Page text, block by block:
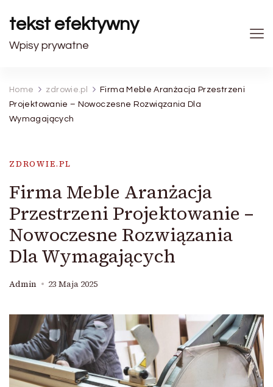
tekst efektywny
Wpisy prywatne
Home zdrowie.pl
Firma Meble Aranżacja Przestrzeni
Projektowanie – Nowoczesne Rozwiązania Dla
Wymagających
ZDROWIE.PL
Firma Meble Aranżacja
Przestrzeni Projektowanie –
Nowoczesne Rozwiązania
Dla Wymagających
Admin 23 Maja 2025